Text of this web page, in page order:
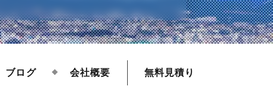
ブログ 会社概要 無料見積り